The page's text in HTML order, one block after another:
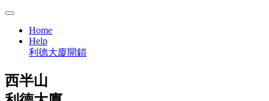
Home
Help
利德大廈開鎖
西半山